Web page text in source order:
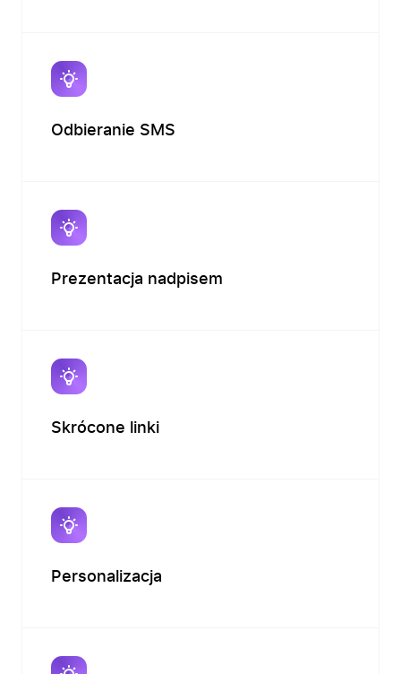
Odbieranie SMS
Prezentacja nadpisem
Skrócone linki
Personalizacja